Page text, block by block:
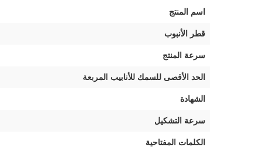
اسم المنتج
قطر الأنبوب
سرعة المنتج
الحد الأقصى للسمك للأنابيب المربعة
الشهادة
سرعة التشكيل
الكلمات المفتاحية